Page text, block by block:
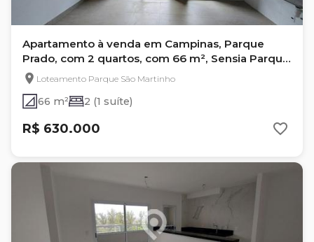
Apartamento à venda em Campinas, Parque
Prado, com 2 quartos, com 66 m², Sensia Parque
PradoLoteamento Parque São Martinho
66 m² 2 (1 suíte)
R$ 630.000